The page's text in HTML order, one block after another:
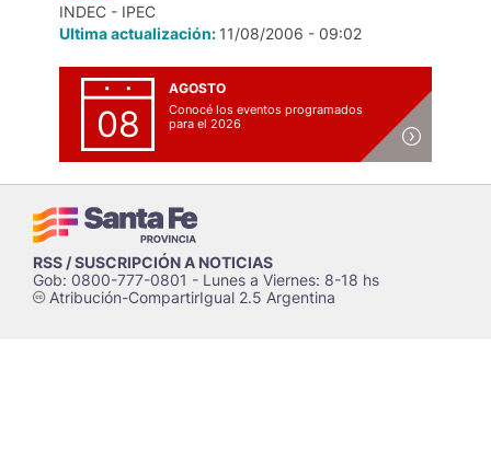
INDEC - IPEC
Ultima actualización: 11/08/2006 - 09:02
08
AGOSTO
Conocé los eventos programados
para el 2026
RSS / SUSCRIPCIÓN A NOTICIAS
Gob: 0800-777-0801 - Lunes a Viernes: 8-18 hs
cAtribución-CompartirIgual 2.5 Argentina